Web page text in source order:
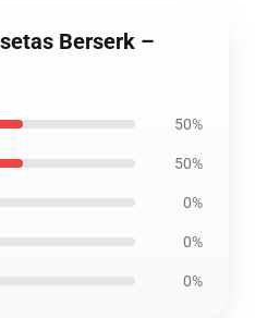
Berserk –
50%
50%
0%
0%
0%